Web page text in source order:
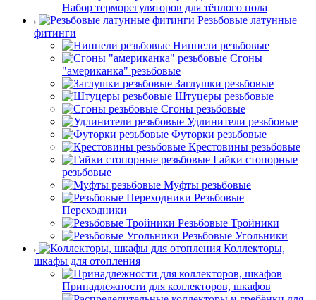
Набор терморегуляторов для тёплого пола
Резьбовые латунные
фитинги
Ниппели резьбовые
Сгоны
"американка" резьбовые
Заглушки резьбовые
Штуцеры резьбовые
Сгоны резьбовые
Удлинители резьбовые
Футорки резьбовые
Крестовины резьбовые
Гайки стопорные
резьбовые
Муфты резьбовые
Резьбовые
Переходники
Резьбовые Тройники
Резьбовые Угольники
Коллекторы,
шкафы для отопления
Принадлежности для коллекторов, шкафов